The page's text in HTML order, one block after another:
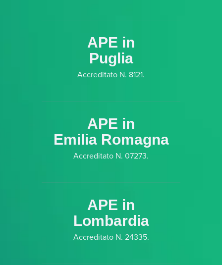
APE in
Puglia
Accreditato N. 8121.
APE in
Emilia Romagna
Accreditato N. 07273.
APE in
Lombardia
Accreditato N. 24335.